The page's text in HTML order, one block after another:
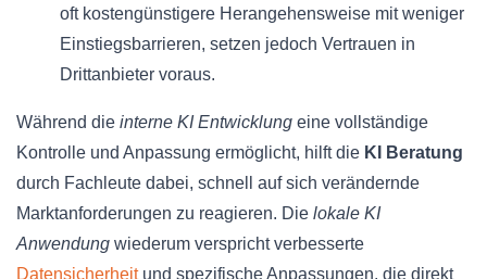
oft kostengünstigere Herangehensweise mit weniger
Einstiegsbarrieren, setzen jedoch Vertrauen in
Drittanbieter voraus.
Während die interne KI Entwicklung eine vollständige
Kontrolle und Anpassung ermöglicht, hilft die KI Beratung
durch Fachleute dabei, schnell auf sich verändernde
Marktanforderungen zu reagieren. Die lokale KI
Anwendung wiederum verspricht verbesserte
Datensicherheitund spezifische Anpassungen, die direkt